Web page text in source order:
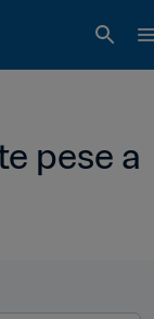
pese a